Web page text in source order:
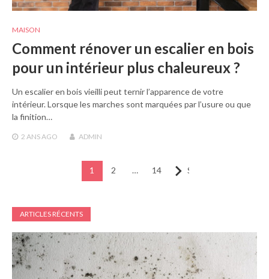
MAISON
Comment rénover un escalier en bois
pour un intérieur plus chaleureux ?
Un escalier en bois vieilli peut ternir l’apparence de votre
intérieur. Lorsque les marches sont marquées par l’usure ou que
la finition…
2 ANS AGO ADMIN
Pagination
publications
1 2 … 14 Suivant
ARTICLES RÉCENTS